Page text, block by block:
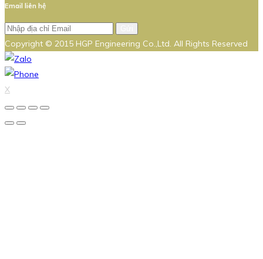
Email liên hệ
Copyright © 2015 HGP Engineering Co.,Ltd. All Rights Reserved
X